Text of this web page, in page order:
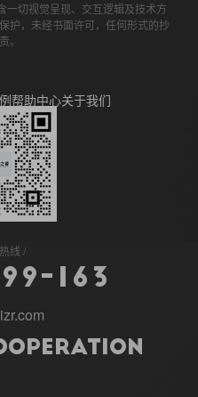
一切视觉呈现、交互逻辑及技术方
护，未经书面许可，任何形式的抄
。
帮助中心关于我们
线
9 9 - 6 3